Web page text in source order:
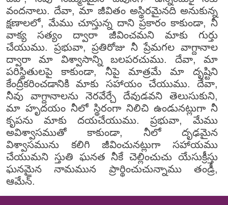
వందనాలు. దేవా, మా జీవితం అస్థిరమైనది అనుకున్న
క్షణాలలో, మేము చూస్తున్న దాని ప్రకారం కాకుండా, నీ
వాక్య సత్యం ద్వారా జీవించమని మాకు గుర్తు
చేయుము. ప్రభువా, ప్రతిరోజు నీ ప్రేమగల వాగ్దానాల
ద్వారా మా విశ్వాసాన్ని బలపరచుము. దేవా, మా
పరిస్థితులపై కాకుండా, నీపై మాత్రమే మా దృష్టిని
కేంద్రీకరించడానికి మాకు సహాయం చేయుము. దేవా,
నీవు వాగ్దానాలను నెరవేర్చే దేవుడవని తెలుసుకుని,
మా హృదయం నీలో స్థిరంగా నిలిచి ఉండునట్లుగా నీ
కృపను మాకు దయచేయుము. ప్రభువా, మేము
అవిశ్వాసముతో కాకుండా, నీలో దృఢమైన
విశ్వాసమును కలిగి జీవించునట్లుగా సహాయము
చేయుమని స్తుతి ఘనత నీకే చెల్లించుచు యేసుక్రీస్తు
ఘనమైన నామమున ప్రార్థించుచున్నాము తండ్రీ,
ఆమేన్.